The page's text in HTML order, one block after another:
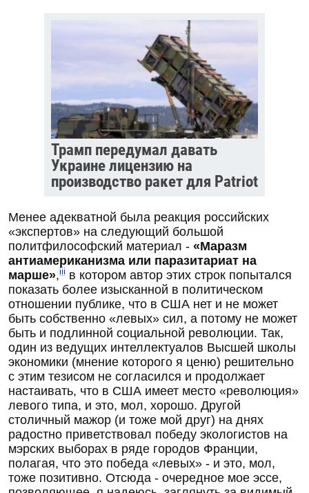
Трамп передумал давать
Украине лицензию на
производство ракет для Patriot
Менее адекватной была реакция российских
«экспертов» на следующий большой
политфилософский материал - «Маразм
антиамериканизма или паразитариат на
марше»,iii в котором автор этих строк попытался
показать более изысканной в политическом
отношении публике, что в США нет и не может
быть собственно «левых» сил, а потому не может
быть и подлинной социальной революции. Так,
один из ведущих интеллектуалов Высшей школы
экономики (мнение которого я ценю) решительно
с этим тезисом не согласился и продолжает
настаивать, что в США имеет место «революция»
левого типа, и это, мол, хорошо. Другой
столичный мажор (и тоже мой друг) на днях
радостно приветствовал победу экологистов на
мэрских выборах в ряде городов Франции,
полагая, что это победа «левых» - и это, мол,
тоже позитивно. Отсюда - очередное мое эссе,